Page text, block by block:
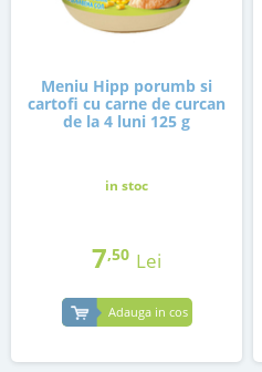
Meniu Hipp porumb si
cartofi cu carne de curcan
de la 4 luni 125 g
in stoc
7,50 Lei
Adauga in cos